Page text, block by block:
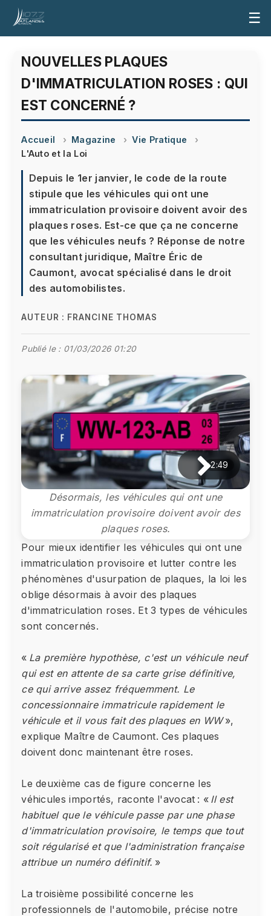
☰
NOUVELLES PLAQUES
D'IMMATRICULATION ROSES : QUI
EST CONCERNÉ ?
Accueil Magazine
Vie Pratique
L'Auto et la Loi
Depuis le 1er janvier, le code de la route
stipule que les véhicules qui ont une
immatriculation provisoire doivent avoir des
plaques roses. Est-ce que ça ne concerne
que les véhicules neufs ? Réponse de notre
consultant juridique, Maître Éric de
Caumont, avocat spécialisé dans le droit
des automobilistes.
AUTEUR : FRANCINE THOMAS
Publié le : 01/03/2026 01:20
2:49
Désormais, les véhicules qui ont une
immatriculation provisoire doivent avoir des
plaques roses.
Pour mieux identifier les véhicules qui ont une
immatriculation provisoire et lutter contre les
phénomènes d'usurpation de plaques, la loi les
oblige désormais à avoir des plaques
d'immatriculation roses. Et 3 types de véhicules
sont concernés.
« La première hypothèse, c'est un véhicule neuf
qui est en attente de sa carte grise définitive,
ce qui arrive assez fréquemment. Le
concessionnaire immatricule rapidement le
véhicule et il vous fait des plaques en WW»,
explique Maître de Caumont. Ces plaques
doivent donc maintenant être roses.
Le deuxième cas de figure concerne les
véhicules importés, raconte l'avocat : « Il est
habituel que le véhicule passe par une phase
d'immatriculation provisoire, le temps que tout
soit régularisé et que l'administration française
attribue un numéro définitif. »
La troisième possibilité concerne les
professionnels de l'automobile, précise notre